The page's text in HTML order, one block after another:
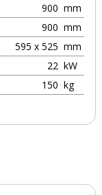
900 mm
900 mm
595 x 525 mm
22 kW
150 kg